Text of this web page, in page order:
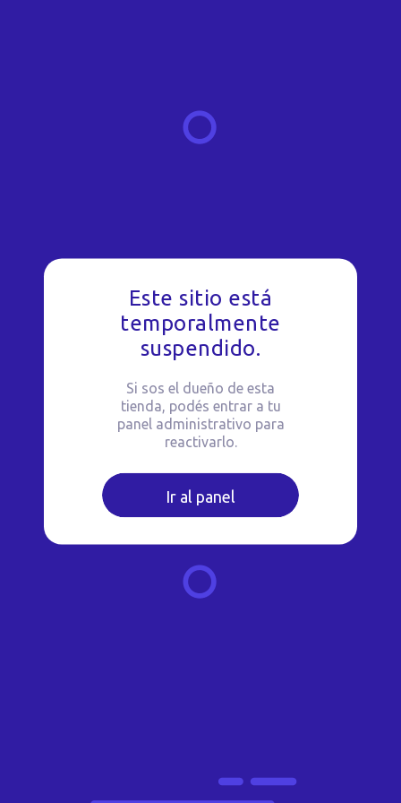
Este sitio está
temporalmente
suspendido.
Si sos el dueño de esta
tienda, podés entrar a tu
panel administrativo para
reactivarlo.
Ir al panel